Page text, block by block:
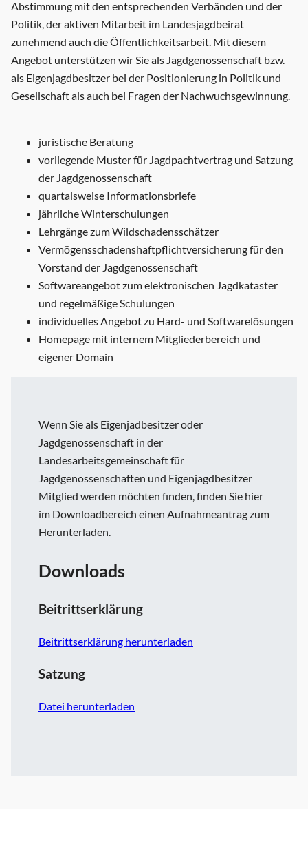
Abstimmung mit den entsprechenden Verbänden und der
Politik, der aktiven Mitarbeit im Landesjagdbeirat
zunehmend auch die Öffentlichkeitsarbeit. Mit diesem
Angebot unterstützen wir Sie als Jagdgenossenschaft bzw.
als Eigenjagdbesitzer bei der Positionierung in Politik und
Gesellschaft als auch bei Fragen der Nachwuchsgewinnung.
juristische Beratung
vorliegende Muster für Jagdpachtvertrag und Satzung
der Jagdgenossenschaft
quartalsweise Informationsbriefe
jährliche Winterschulungen
Lehrgänge zum Wildschadensschätzer
Vermögensschadenshaftpflichtversicherung für den
Vorstand der Jagdgenossenschaft
Softwareangebot zum elektronischen Jagdkataster
und regelmäßige Schulungen
individuelles Angebot zu Hard- und Softwarelösungen
Homepage mit internem Mitgliederbereich und
eigener Domain
Wenn Sie als Eigenjadbesitzer oder
Jagdgenossenschaft in der
Landesarbeitsgemeinschaft für
Jagdgenossenschaften und Eigenjagdbesitzer
Mitglied werden möchten finden, finden Sie hier
im Downloadbereich einen Aufnahmeantrag zum
Herunterladen.
Downloads
Beitrittserklärung
Beitrittserklärung herunterladen
Satzung
Datei herunterladen